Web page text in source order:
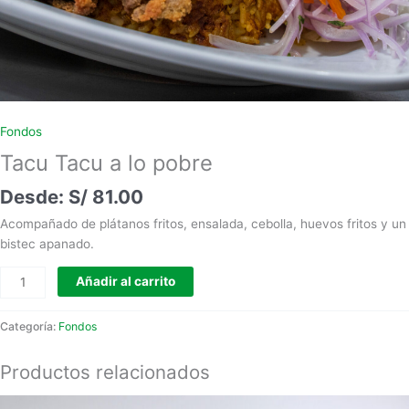
Fondos
Tacu Tacu a lo pobre
S/ 81.00
Acompañado de plátanos fritos, ensalada, cebolla, huevos fritos y un
bistec apanado.
Añadir al carrito
Categoría: Fondos
Productos relacionados